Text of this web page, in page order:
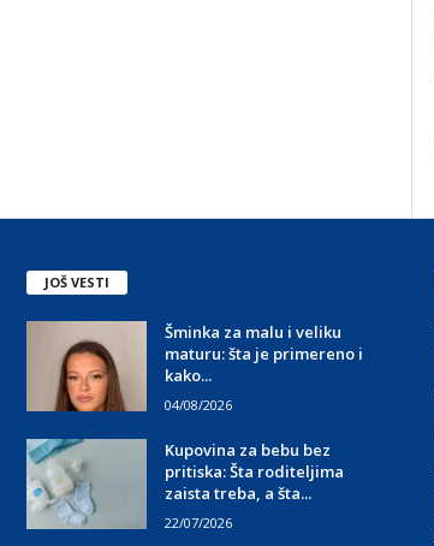
JOŠ VESTI
Šminka za malu i veliku
maturu: šta je primereno i
kako...
04/08/2026
Kupovina za bebu bez
pritiska: Šta roditeljima
zaista treba, a šta...
22/07/2026